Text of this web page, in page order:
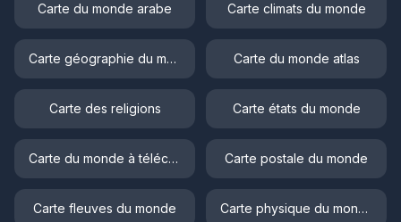
Carte du monde arabe Carte climats du monde
Carte géographie du monde Carte du monde atlas
Carte des religions Carte états du monde
Carte du monde à télécharger Carte postale du monde
Carte fleuves du monde Carte physique du monde